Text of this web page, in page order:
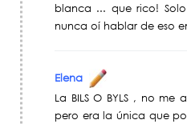
blanca ... que rico!
nunca oí hablar de eso
Elena
La BILS O BYLS , no
pero era la única que